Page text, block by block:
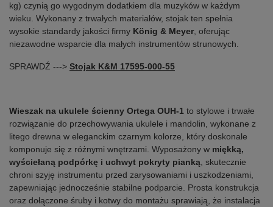
kg) czynią go wygodnym dodatkiem dla muzyków w każdym
wieku. Wykonany z trwałych materiałów, stojak ten spełnia
wysokie standardy jakości firmy König & Meyer , oferując
niezawodne wsparcie dla małych instrumentów strunowych.
SPRAWDŹ ---> Stojak K&M 17595-000-55
Wieszak na ukulele ścienny Ortega OUH-1 to stylowe i trwałe
rozwiązanie do przechowywania ukulele i mandolin, wykonane z
litego drewna w eleganckim czarnym kolorze, który doskonale
komponuje się z różnymi wnętrzami. Wyposażony w miękką,
wyściełaną podpórkę i uchwyt pokryty pianką , skutecznie
chroni szyję instrumentu przed zarysowaniami i uszkodzeniami,
zapewniając jednocześnie stabilne podparcie. Prosta konstrukcja
oraz dołączone śruby i kotwy do montażu sprawiają, że instalacja